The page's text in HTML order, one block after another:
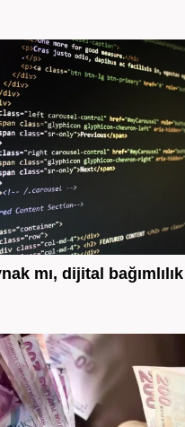
mı, dijital bağımlılık